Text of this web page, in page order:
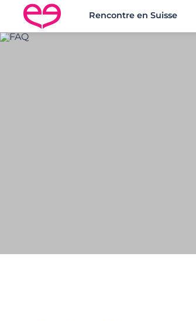
Rencontre en Suisse